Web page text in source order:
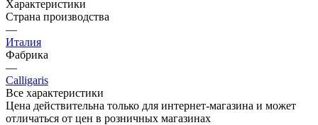
Характеристики
Страна производства
—
Италия
Фабрика
—
Calligaris
Все характеристики
Цена действительна только для интернет-магазина и может
отличаться от цен в розничных магазинах